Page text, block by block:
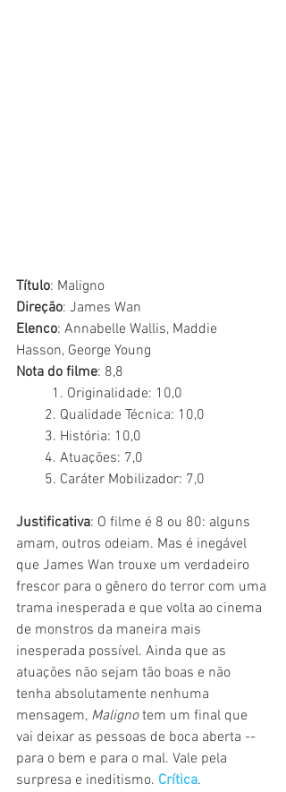
Título: Maligno
Direção: James Wan
Elenco: Annabelle Wallis, Maddie
Hasson, George Young
Nota do filme
	1. Originalidade: 10,0
        2. Qualidade Técnica: 10,0
        3. História: 10,0
        4. Atuações: 7,0
        5. Caráter Mobilizador: 7,0
Justificativa: O filme é 8 ou 80: alguns
amam, outros odeiam. Mas é inegável
que James Wan trouxe um verdadeiro
frescor para o gênero do terror com uma
trama inesperada e que volta ao cinema
de monstros da maneira mais
inesperada possível. Ainda que as
atuações não sejam tão boas e não
tenha absolutamente nenhuma
mensagem, Maligno tem um final que
vai deixar as pessoas de boca aberta --
para o bem e para o mal. Vale pela
surpresa e ineditismo. Crítica.